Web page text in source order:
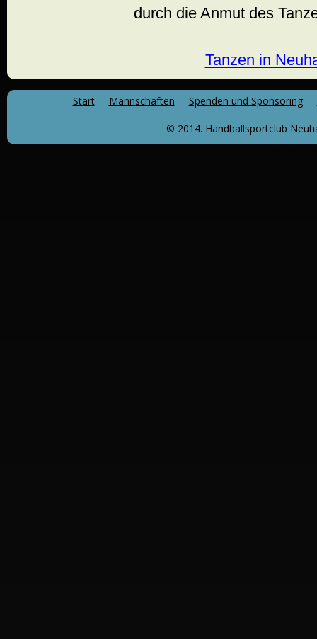
durch die Anmut des
Tanzen in
Start Mannschaften Spenden und Sponsoring
© 2014. Handballsportclub